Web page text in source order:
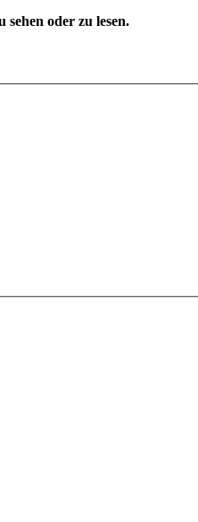
sehen oder zu lesen.